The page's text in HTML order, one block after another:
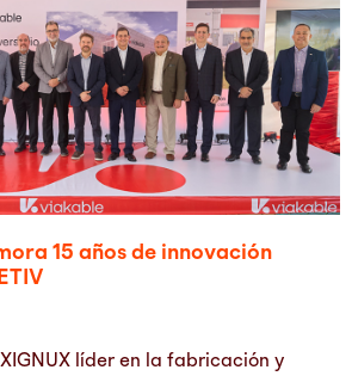
15 años de innovación
líder en la fabricación y